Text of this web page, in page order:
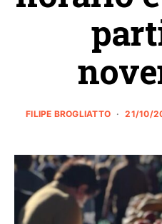
FILIPE BROGLIATTO 21/10/